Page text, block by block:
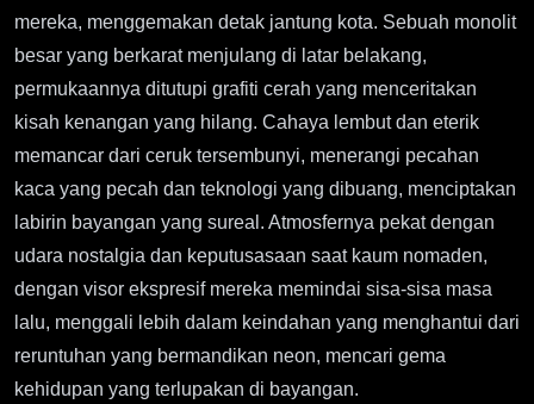
mereka, menggemakan detak jantung kota. Sebuah monolit
besar yang berkarat menjulang di latar belakang,
permukaannya ditutupi grafiti cerah yang menceritakan
kisah kenangan yang hilang. Cahaya lembut dan eterik
memancar dari ceruk tersembunyi, menerangi pecahan
kaca yang pecah dan teknologi yang dibuang, menciptakan
labirin bayangan yang sureal. Atmosfernya pekat dengan
udara nostalgia dan keputusasaan saat kaum nomaden,
dengan visor ekspresif mereka memindai sisa-sisa masa
lalu, menggali lebih dalam keindahan yang menghantui dari
reruntuhan yang bermandikan neon, mencari gema
kehidupan yang terlupakan di bayangan.